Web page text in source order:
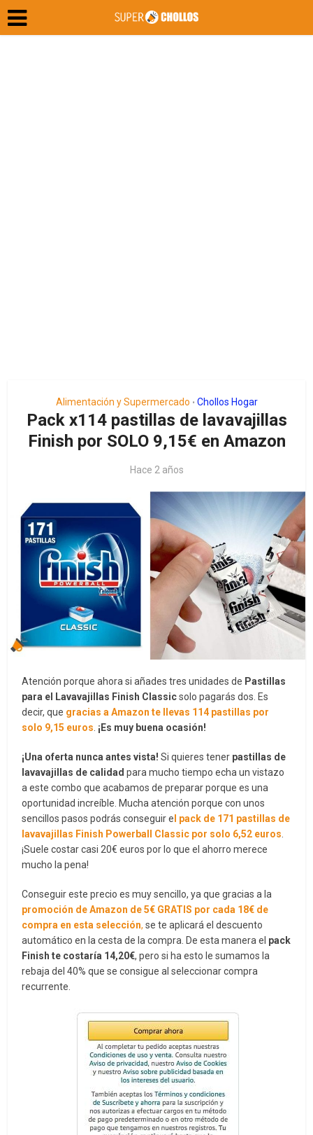
Alimentación y Supermercado • Chollos Hogar
Pack x114 pastillas de lavavajillas
Finish por SOLO 9,15€ en Amazon
Hace 2 años
Atención porque ahora si añades tres unidades de Pastillas
para el Lavavajillas Finish Classicsolo pagarás dos. Es
decir, que gracias a Amazon te llevas 114 pastillas por
solo 9,15 euros ¡Es muy buena ocasión!
¡Una oferta nunca antes vista!Si quieres tener pastillas de
lavavajillas de calidad para mucho tiempo echa un vistazo
a este combo que acabamos de preparar porque es una
oportunidad increíble. Mucha atención porque con unos
sencillos pasos podrás conseguir el pack de 171 pastillas de
lavavajillas Finish Powerball Classic por solo 6,52 euros
¡Suele costar casi 20€ euros por lo que el ahorro merece
mucho la pena!
Conseguir este precio es muy sencillo, ya que gracias a la
promoción de Amazon de 5€ GRATIS por cada 18€ de
compra en esta selección, se te aplicará el descuento
automático en la cesta de la compra. De esta manera el pack
Finish te costaría 14,20€, pero si ha esto le sumamos la
rebaja del 40% que se consigue al seleccionar compra
recurrente.